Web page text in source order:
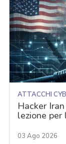
ATTACCHI
Hacker
lezione
03 Ago 2026